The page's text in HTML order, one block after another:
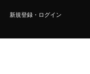
新規登録・ログイン